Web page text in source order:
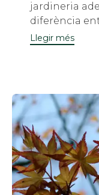
jardineria
diferència
Llegir més